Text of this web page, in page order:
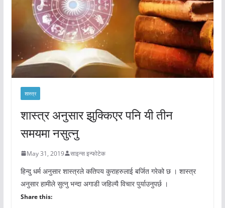
शास्त्र
शास्त्र अनुसार झुक्किएर पनि यी तीन
समयमा नसुत्नु
May 31, 2019 साइन्स इन्फोटेक
हिन्दु धर्म अनुसार शास्त्रले कतिपय कुराहरुलाई बर्जित गरेको छ । शास्त्र
अनुसार हामीले सुत्नु भन्दा अगाडी जहिल्यै विचार पुर्याउनुपर्छ ।
Share this: